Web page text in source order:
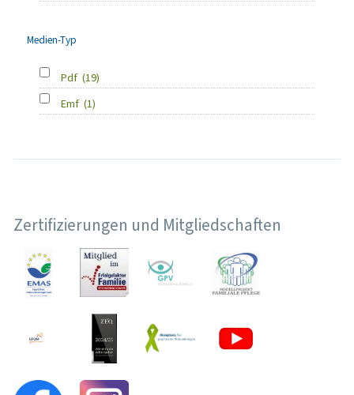
Medien-Typ
Pdf (19)
Emf (1)
Zertifizierungen und Mitgliedschaften